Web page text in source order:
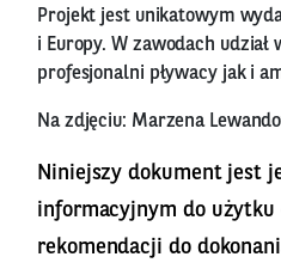
Projekt jest unikatowym
i Europy. W zawodach udział
profesjonalni pływacy jak i
Na zdjęciu: Marzena
Niniejszy dokument jest
informacyjnym do
rekomendacji do